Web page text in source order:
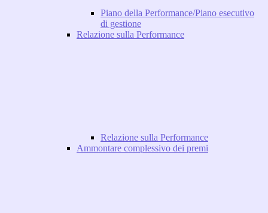
Piano della Performance/Piano esecutivo
di gestione
Relazione sulla Performance
Relazione sulla Performance
Ammontare complessivo dei premi